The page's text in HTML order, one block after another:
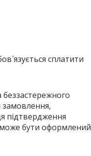
сплатити
підтвердження
може бути оформлений